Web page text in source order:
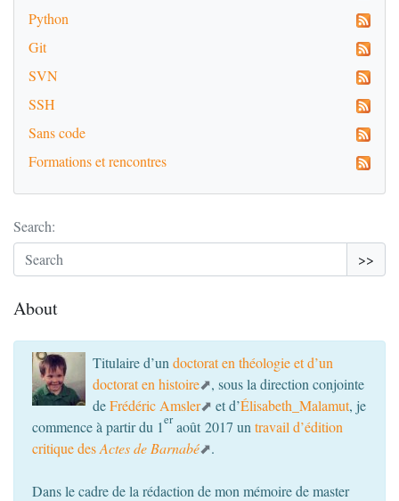
Python
Git
SVN
SSH
Sans code
Formations et rencontres
Search:
>>
About
Titulaire d’un doctorat en théologie et d’un
doctorat en histoire
, sous la direction conjointe
deFrédéric Amsler et d’Élisabeth_Malamut, je
commence à partir du 1er août 2017 un travail d’édition
critique desActes de Barnabé .
Dans le cadre de la rédaction de mon mémoire de master